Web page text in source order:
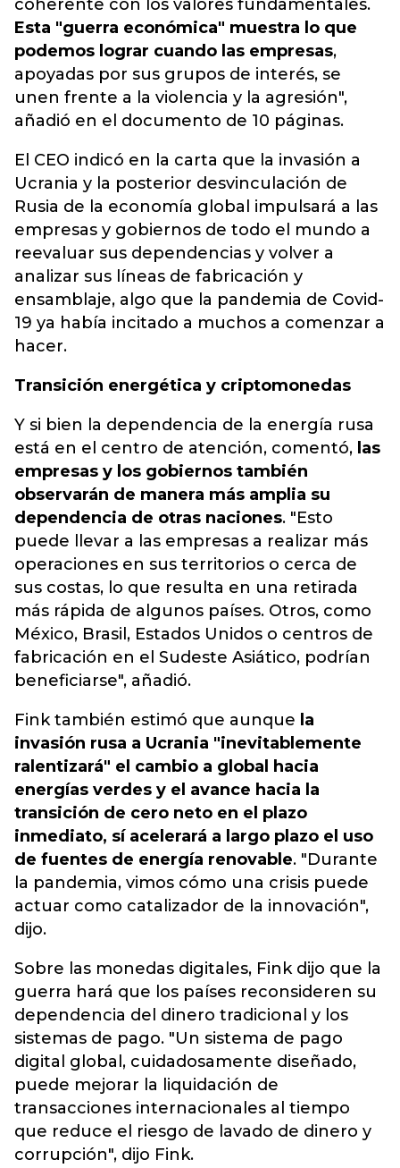
coherente con los valores fundamentales.
Esta "guerra económica" muestra lo que
podemos lograr cuando las empresas,
apoyadas por sus grupos de interés, se
unen frente a la violencia y la agresión",
añadió en el documento de 10 páginas.
El CEO indicó en la carta que la invasión a
Ucrania y la posterior desvinculación de
Rusia de la economía global impulsará a las
empresas y gobiernos de todo el mundo a
reevaluar sus dependencias y volver a
analizar sus líneas de fabricación y
ensamblaje, algo que la pandemia de Covid-
19 ya había incitado a muchos a comenzar a
hacer.
Transición energética y criptomonedas
Y si bien la dependencia de la energía rusa
está en el centro de atención, comentó, las
empresas y los gobiernos también
observarán de manera más amplia su
dependencia de otras naciones. "Esto
puede llevar a las empresas a realizar más
operaciones en sus territorios o cerca de
sus costas, lo que resulta en una retirada
más rápida de algunos países. Otros, como
México, Brasil, Estados Unidos o centros de
fabricación en el Sudeste Asiático, podrían
beneficiarse", añadió.
Fink también estimó que aunque la
invasión rusa a Ucrania "inevitablemente
ralentizará" el cambio a global hacia
energías verdes y el avance hacia la
transición de cero neto en el plazo
inmediato, sí acelerará a largo plazo el uso
de fuentes de energía renovable. "Durante
la pandemia, vimos cómo una crisis puede
actuar como catalizador de la innovación",
dijo.
Sobre las monedas digitales, Fink dijo que la
guerra hará que los países reconsideren su
dependencia del dinero tradicional y los
sistemas de pago. "Un sistema de pago
digital global, cuidadosamente diseñado,
puede mejorar la liquidación de
transacciones internacionales al tiempo
que reduce el riesgo de lavado de dinero y
corrupción", dijo Fink.